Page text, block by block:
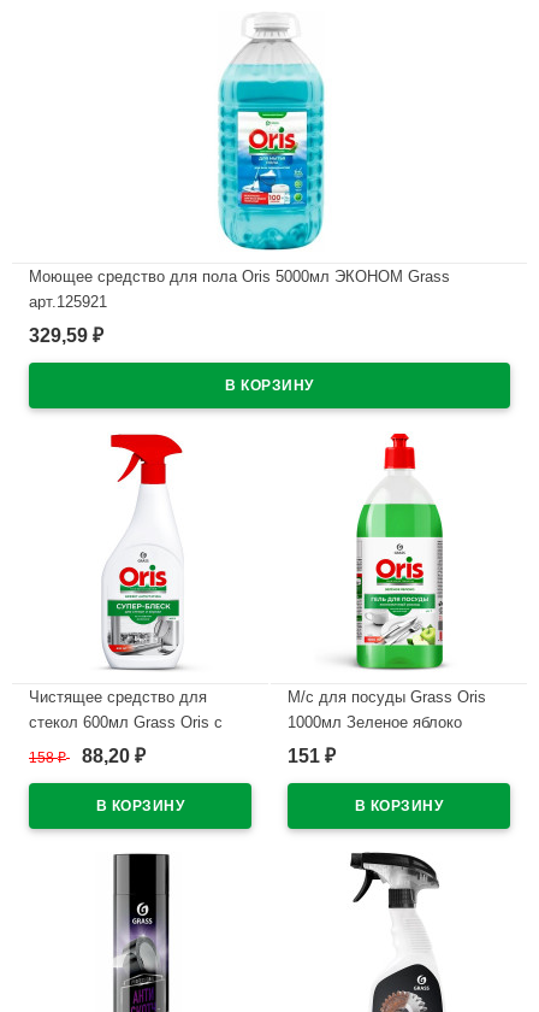
Моющее средство для пола Oris 5000мл ЭКОНОМ Grass
арт.125921
В наличии
329,59 ₽
Чистящее средство для
стекол 600мл Grass Oris с
курком Супер блеск ЭКОНОМ
158₽ 88,20 ₽
М/с для посуды Grass Oris
1000мл Зеленое яблоко
ЭКОНОМ (Ст.)
151 ₽